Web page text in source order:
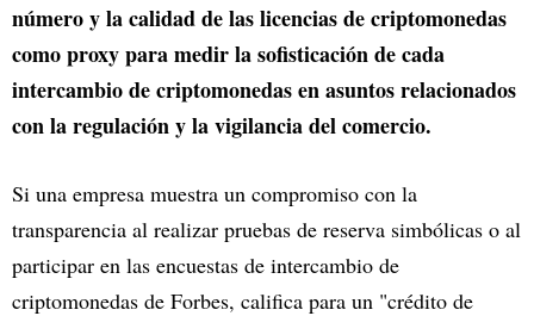
número y la calidad de las licencias de criptomonedas
como proxy para medir la sofisticación de cada
intercambio de criptomonedas en asuntos relacionados
con la regulación y la vigilancia del comercio.
Si una empresa muestra un compromiso con la
transparencia al realizar pruebas de reserva simbólicas o al
participar en las encuestas de intercambio de
criptomonedas de Forbes, califica para un "crédito de